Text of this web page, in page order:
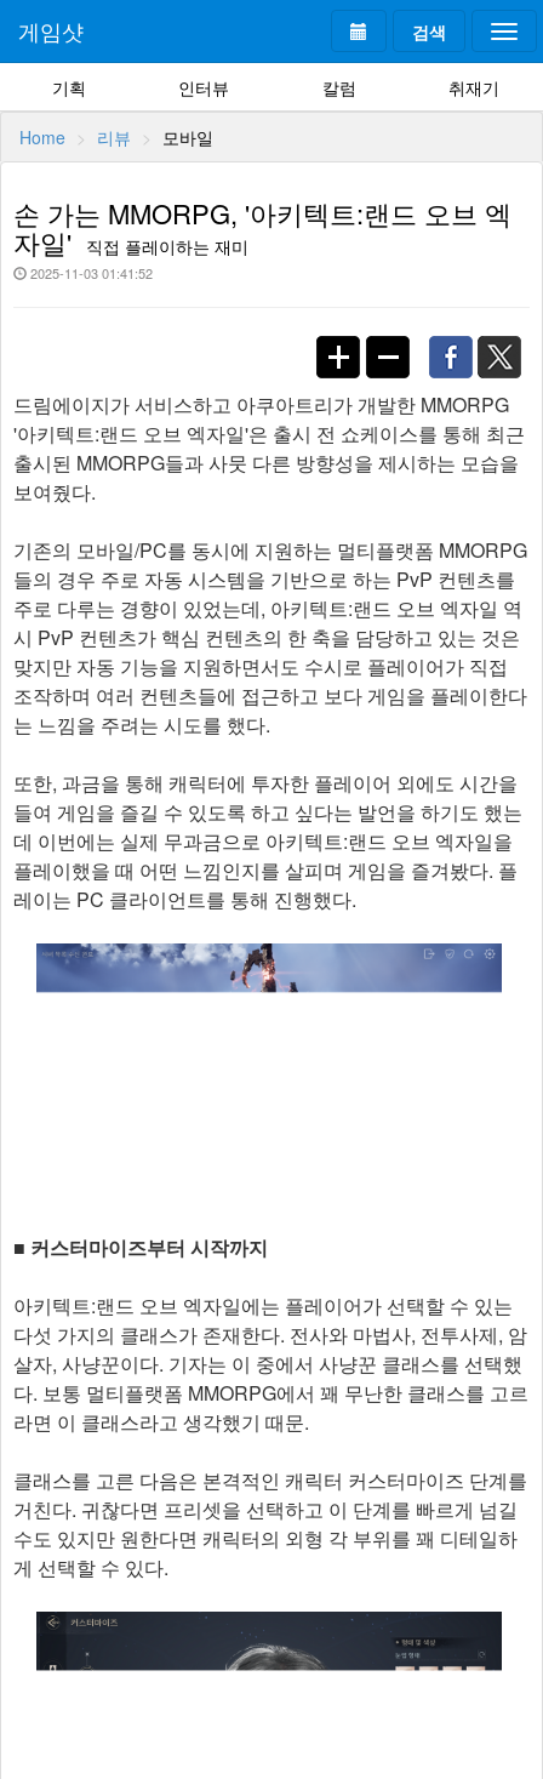
검색
게임샷
기획 인터뷰 칼럼 취재기
Home 리뷰 모바일
손 가는 MMORPG, '아키텍트:랜드 오브 엑
자일' 직접 플레이하는 재미
2025-11-03 01:41:52
드림에이지가 서비스하고 아쿠아트리가 개발한 MMORPG
'아키텍트:랜드 오브 엑자일'은 출시 전 쇼케이스를 통해 최근
출시된 MMORPG들과 사뭇 다른 방향성을 제시하는 모습을
보여줬다.
기존의 모바일/PC를 동시에 지원하는 멀티플랫폼 MMORPG
들의 경우 주로 자동 시스템을 기반으로 하는 PvP 컨텐츠를
주로 다루는 경향이 있었는데, 아키텍트:랜드 오브 엑자일 역
시 PvP 컨텐츠가 핵심 컨텐츠의 한 축을 담당하고 있는 것은
맞지만 자동 기능을 지원하면서도 수시로 플레이어가 직접
조작하며 여러 컨텐츠들에 접근하고 보다 게임을 플레이한다
는 느낌을 주려는 시도를 했다.
또한, 과금을 통해 캐릭터에 투자한 플레이어 외에도 시간을
들여 게임을 즐길 수 있도록 하고 싶다는 발언을 하기도 했는
데 이번에는 실제 무과금으로 아키텍트:랜드 오브 엑자일을
플레이했을 때 어떤 느낌인지를 살피며 게임을 즐겨봤다. 플
레이는 PC 클라이언트를 통해 진행했다.
■ 커스터마이즈부터 시작까지
아키텍트:랜드 오브 엑자일에는 플레이어가 선택할 수 있는
다섯 가지의 클래스가 존재한다. 전사와 마법사, 전투사제, 암
살자, 사냥꾼이다. 기자는 이 중에서 사냥꾼 클래스를 선택했
다. 보통 멀티플랫폼 MMORPG에서 꽤 무난한 클래스를 고르
라면 이 클래스라고 생각했기 때문.
클래스를 고른 다음은 본격적인 캐릭터 커스터마이즈 단계를
거친다. 귀찮다면 프리셋을 선택하고 이 단계를 빠르게 넘길
수도 있지만 원한다면 캐릭터의 외형 각 부위를 꽤 디테일하
게 선택할 수 있다.